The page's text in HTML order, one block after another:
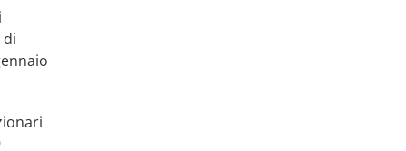
di